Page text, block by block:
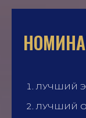
ЛУЧШИЙ
ЛУЧШИЙ